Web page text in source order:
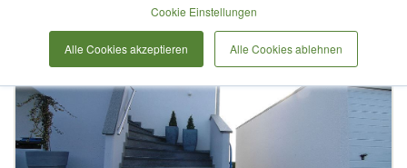
Cookie Einstellungen
Alle Cookies akzeptieren Alle Cookies ablehnen
Bildergalerie
springen